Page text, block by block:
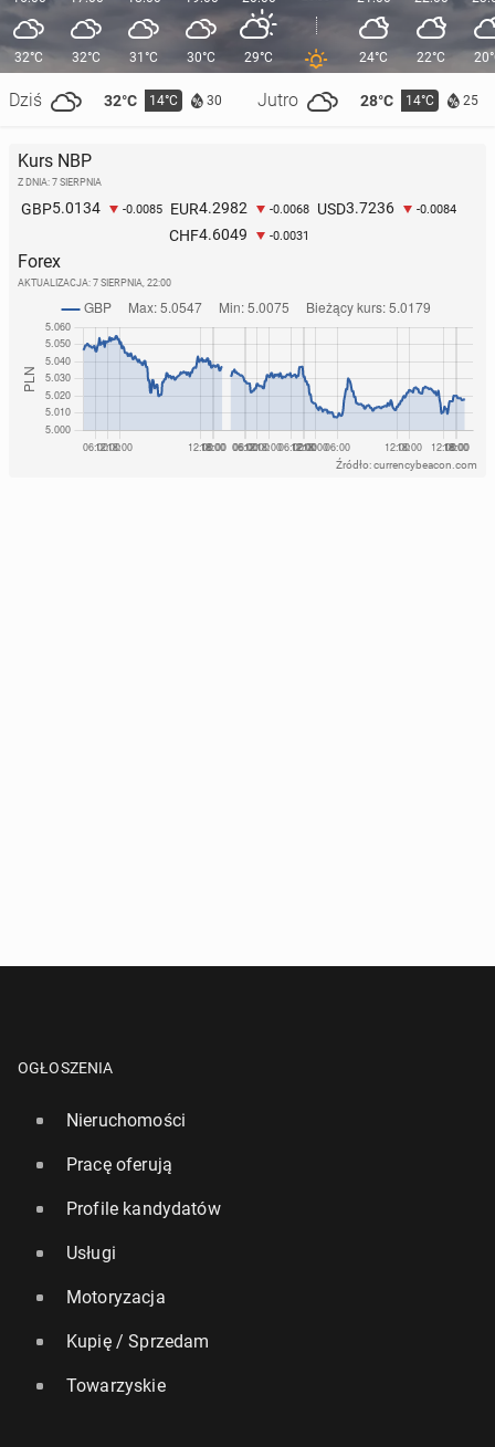
32°C
Dziś 32°C 14°C 30 Jutro 28°C 14°C 25
32°C 31°C 30°C 29°C 24°C 22°C
Kurs NBP
Z DNIA: 7 SIERPNIA
GBP5.0134 -0.0085 EUR4.2982 -0.0068 USD3.7236 -0.0084
CHF4.6049 -0.0031
Forex
AKTUALIZACJA: 7 SIERPNIA, 22:00
Źródło: currencybeacon.com
OGŁOSZENIA
Nieruchomości
Pracę oferują
Profile kandydatów
Usługi
Motoryzacja
Kupię / Sprzedam
Towarzyskie